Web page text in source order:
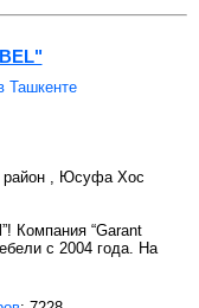
Ташкенте
район , Юсуфа Хос
Компания “Garant
с 2004 года. На